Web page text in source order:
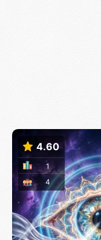
4.60
4
1